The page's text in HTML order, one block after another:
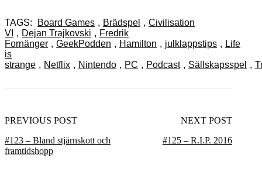
TAGS: Board Games , Brädspel , Civilisation
VI , Dejan Trajkovski , Fredrik
Fornänger , GeekPodden , Hamilton , julklappstips , Life
is
strange , Netflix , Nintendo , PC , Podcast , Sällskapsspel ,
PREVIOUS POST
#123 – Bland stjärnskott och
framtidshopp
NEXT POST
#125 – R.I.P. 2016